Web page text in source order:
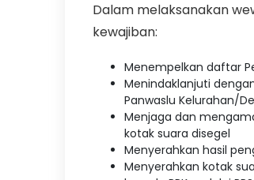
Dalam melaksanakan
kewajiban:
Menempelkan daftar
Menindaklanjuti
Panwaslu Kelurahan/
Menjaga dan
kotak suara disegel
Menyerahkan hasil
Menyerahkan kotak